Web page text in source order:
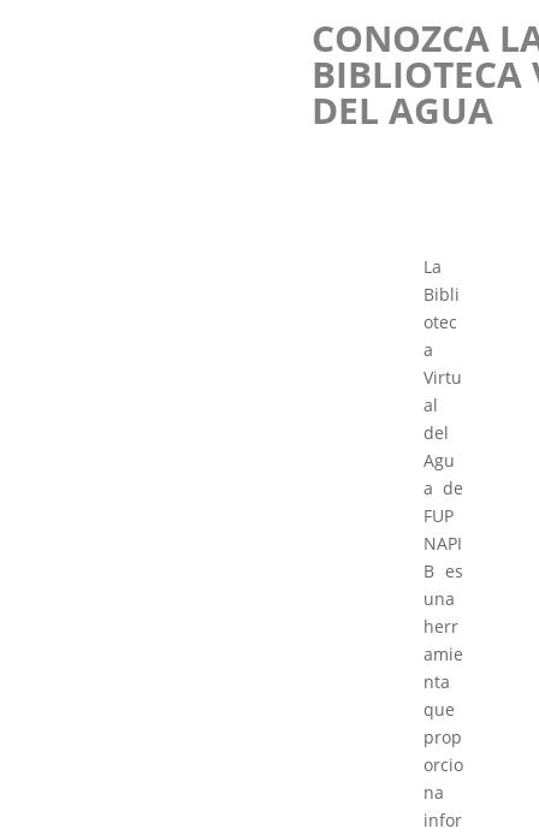
CONOZCA
BIBLIOTECA
DEL AGUA
La
Bibli
otec
a
Virtu
al
del
Agu
a de
FUP
NAPI
B es
una
herr
amie
nta
que
prop
orcio
na
infor